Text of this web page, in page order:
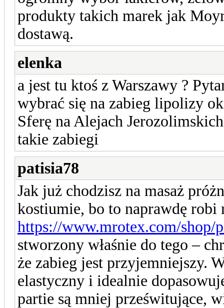
produkty takich marek jak
dostawą.
elenka
a jest tu ktoś z Warszawy ?
wybrać się na zabieg lipolizy
Sferę na Alejach
takie zabiegi
patisia78
Jak już chodzisz na masaż
kostiumie, bo to naprawdę robi
https://www.mrotex.com/shop/
stworzony właśnie do tego –
że zabieg jest przyjemniejszy.
elastyczny i idealnie
partie są mniej prześwitujące,